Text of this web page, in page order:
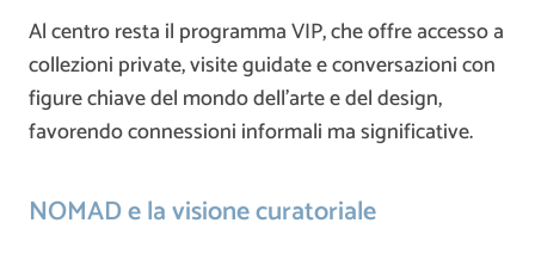
Al centro resta il programma VIP, che offre accesso a
collezioni private, visite guidate e conversazioni con
figure chiave del mondo dell’arte e del design,
favorendo connessioni informali ma significative.
NOMAD e la visione curatoriale